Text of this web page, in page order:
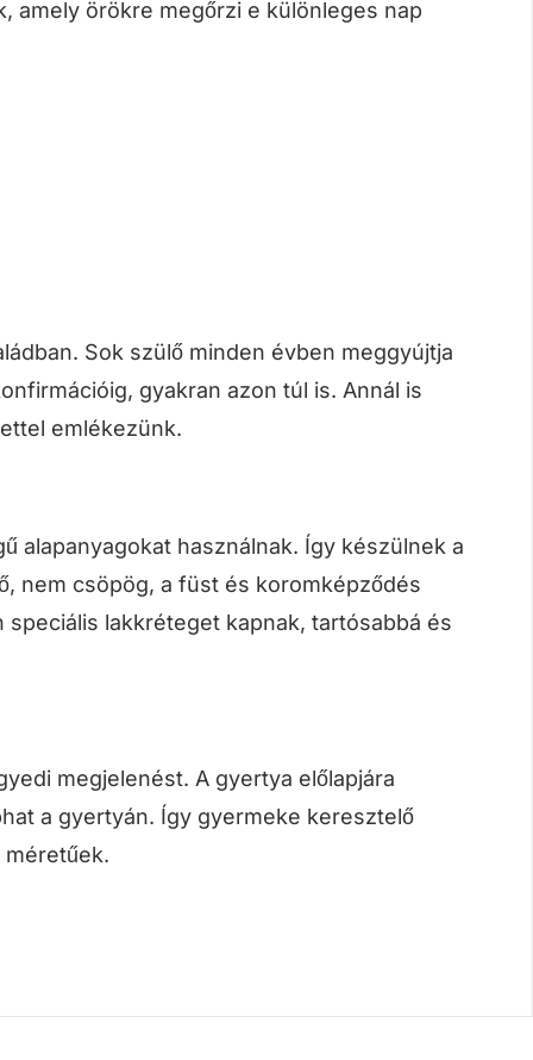
amely örökre megőrzi e különleges nap
Sok szülő minden évben meggyújtja
gyakran azon túl is. Annál is
emlékezünk.
alapanyagokat használnak. Így készülnek a
nem csöpög, a füst és koromképződés
lakkréteget kapnak, tartósabbá és
megjelenést. A gyertya előlapjára
a gyertyán. Így gyermeke keresztelő